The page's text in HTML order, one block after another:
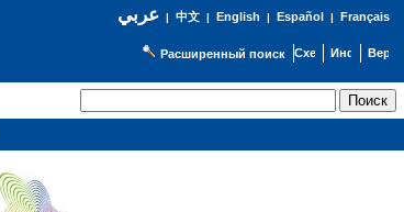
عربي| 中文| English | Español | Français
Расширенный поиск